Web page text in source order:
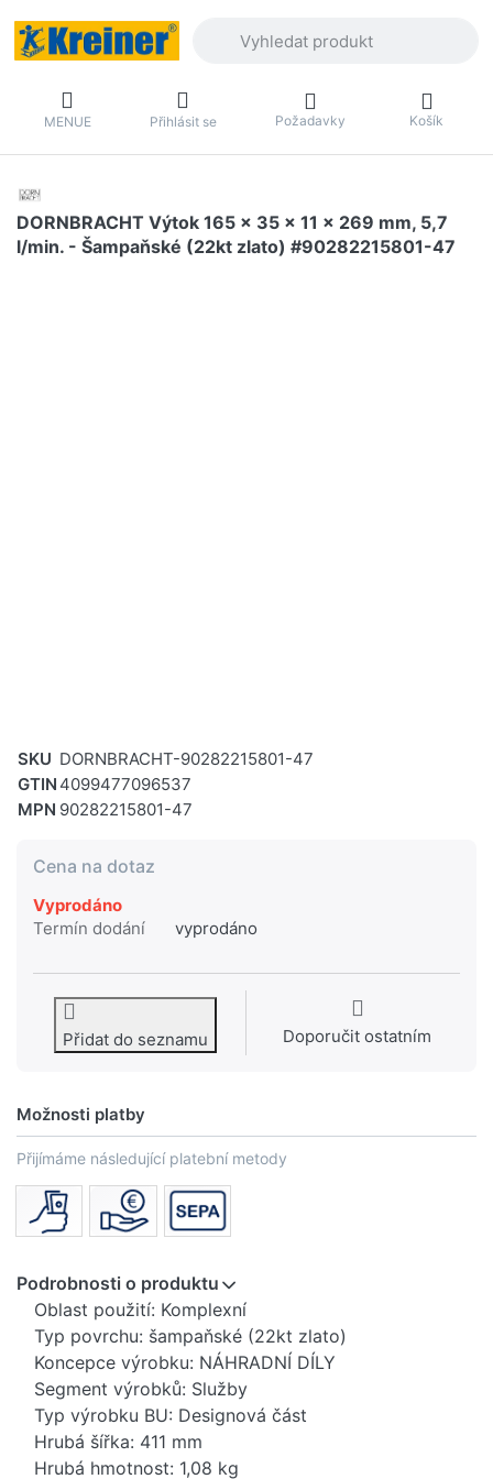
MENUE Přihlásit se Požadavky Košík
DORNBRACHT Výtok 165 x 35 x 11 x 269 mm, 5,7
l/min. - Šampaňské (22kt zlato) #90282215801-47
SKU DORNBRACHT-90282215801-47
GTIN 4099477096537
MPN 90282215801-47
Cena na dotaz
Vyprodáno
Termín dodání
vyprodáno
Přidat do seznamu Doporučit ostatním
Možnosti platby
Přijímáme následující platební metody
Podrobnosti o produktu
Oblast použití: Komplexní
Typ povrchu: šampaňské (22kt zlato)
Koncepce výrobku: NÁHRADNÍ DÍLY
Segment výrobků: Služby
Typ výrobku BU: Designová část
Hrubá šířka: 411 mm
Hrubá hmotnost: 1,08 kg